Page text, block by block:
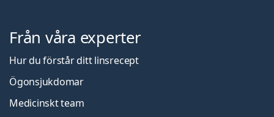
Från våra experter
Hur du förstår ditt linsrecept
Ögonsjukdomar
Medicinskt team